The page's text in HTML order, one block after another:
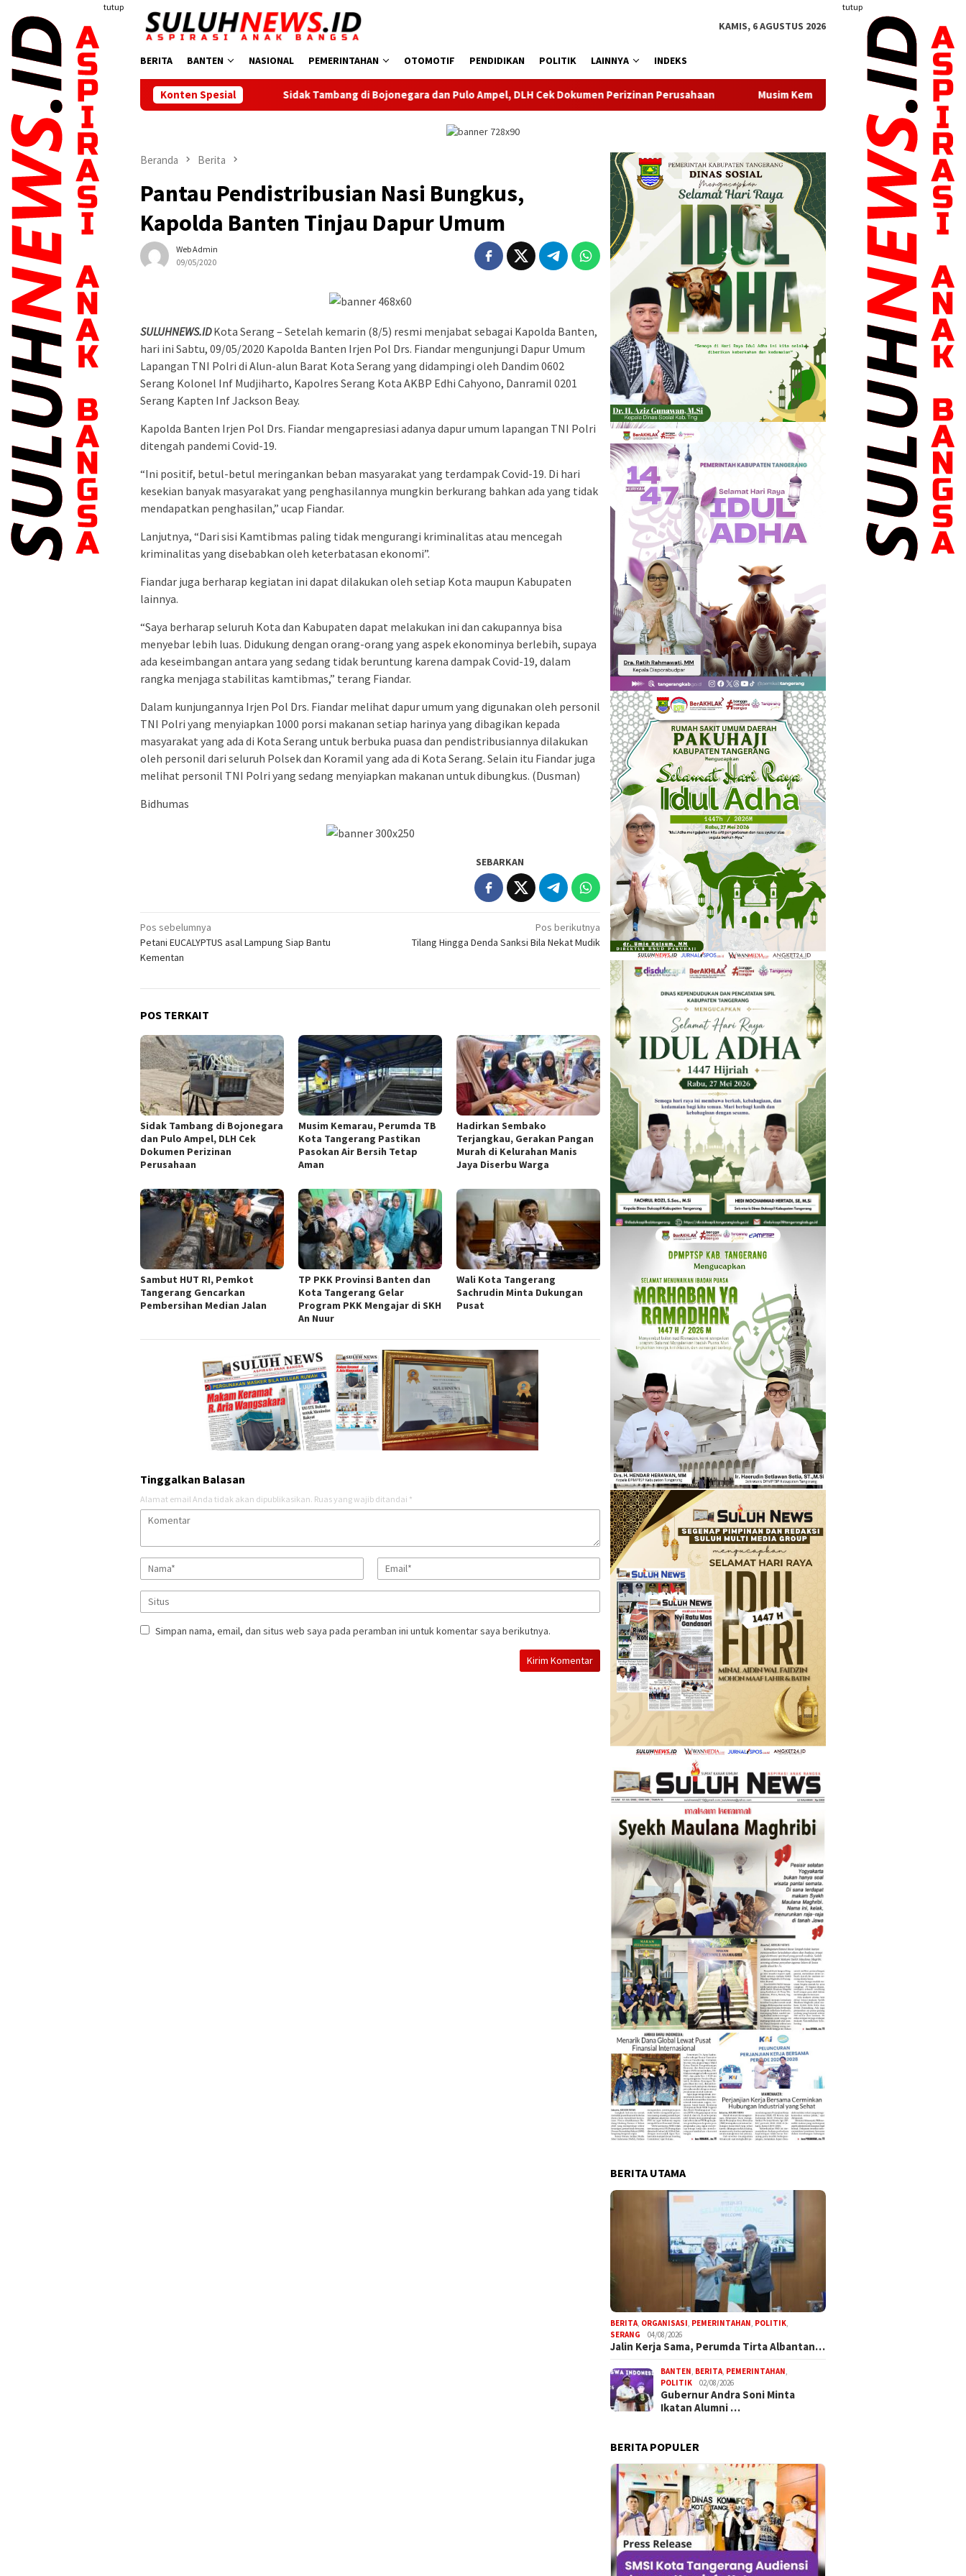
konten
tutup tutup
KAMIS, 6 AGUSTUS 2026
BERITA BANTEN NASIONAL PEMERINTAHAN OTOMOTIF PENDIDIKAN POLITIK LAINNYA INDEKS
Konten Spesial
Sidak Tambang di Bojonegara dan Pulo Ampel, DLH Cek Dokumen Perizinan Perusahaan Musim Kemarau, Perumda TB Kota Tangerang Pastikan Pasokan
Beranda Berita
Pantau Pendistribusian Nasi Bungkus,
Kapolda Banten Tinjau Dapur Umum
Web Admin
09/05/2020
SULUHNEWS.IDKota Serang – Setelah kemarin (8/5) resmi menjabat sebagai Kapolda Banten,
hari ini Sabtu, 09/05/2020 Kapolda Banten Irjen Pol Drs. Fiandar mengunjungi Dapur Umum
Lapangan TNI Polri di Alun-alun Barat Kota Serang yang didampingi oleh Dandim 0602
Serang Kolonel Inf Mudjiharto, Kapolres Serang Kota AKBP Edhi Cahyono, Danramil 0201
Serang Kapten Inf Jackson Beay.
Kapolda Banten Irjen Pol Drs. Fiandar mengapresiasi adanya dapur umum lapangan TNI Polri
ditengah pandemi Covid-19.
“Ini positif, betul-betul meringankan beban masyarakat yang terdampak Covid-19. Di hari
kesekian banyak masyarakat yang penghasilannya mungkin berkurang bahkan ada yang tidak
mendapatkan penghasilan,” ucap Fiandar.
Lanjutnya, “Dari sisi Kamtibmas paling tidak mengurangi kriminalitas atau mencegah
kriminalitas yang disebabkan oleh keterbatasan ekonomi”.
Fiandar juga berharap kegiatan ini dapat dilakukan oleh setiap Kota maupun Kabupaten
lainnya.
“Saya berharap seluruh Kota dan Kabupaten dapat melakukan ini dan cakupannya bisa
menyebar lebih luas. Didukung dengan orang-orang yang aspek ekonominya berlebih, supaya
ada keseimbangan antara yang sedang tidak beruntung karena dampak Covid-19, dalam
rangka menjaga stabilitas kamtibmas,” terang Fiandar.
Dalam kunjungannya Irjen Pol Drs. Fiandar melihat dapur umum yang digunakan oleh personil
TNI Polri yang menyiapkan 1000 porsi makanan setiap harinya yang dibagikan kepada
masyarakat yang ada di Kota Serang untuk berbuka puasa dan pendistribusiannya dilakukan
oleh personil dari seluruh Polsek dan Koramil yang ada di Kota Serang. Selain itu Fiandar juga
melihat personil TNI Polri yang sedang menyiapkan makanan untuk dibungkus. (Dusman)
Bidhumas
SEBARKAN
Navigasi
pos
Pos sebelumnya
Petani EUCALYPTUS asal Lampung Siap Bantu
Kementan
Pos berikutnya
Tilang Hingga Denda Sanksi Bila Nekat Mudik
POS TERKAIT
Sidak Tambang di Bojonegara
dan Pulo Ampel, DLH Cek
Dokumen Perizinan
Perusahaan
Musim Kemarau, Perumda TB
Kota Tangerang Pastikan
Pasokan Air Bersih Tetap
Aman
Hadirkan Sembako
Terjangkau, Gerakan Pangan
Murah di Kelurahan Manis
Jaya Diserbu Warga
Sambut HUT RI, Pemkot
Tangerang Gencarkan
Pembersihan Median Jalan
TP PKK Provinsi Banten dan
Kota Tangerang Gelar
Program PKK Mengajar di SKH
An Nuur
Wali Kota Tangerang
Sachrudin Minta Dukungan
Pusat
Tinggalkan Balasan
Alamat email Anda tidak akan dipublikasikan. Ruas yang wajib ditandai *
Simpan nama, email, dan situs web saya pada peramban ini untuk komentar saya berikutnya.
BERITA UTAMA
BERITA, ORGANISASI, PEMERINTAHAN, POLITIK,
SERANG
04/08/2026
Jalin Kerja Sama, Perumda Tirta Albantan…
BANTEN, BERITA, PEMERINTAHAN,
POLITIK
02/08/2026
Gubernur Andra Soni Minta
Ikatan Alumni …
BERITA POPULER